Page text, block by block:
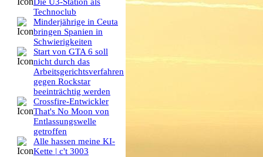
Die U3-Station als
Technoclub
Minderjährige in Ceuta
bringen Spanien in
Schwierigkeiten
Start von GTA 6 soll
nicht durch das
Arbeitsgerichtsverfahren
gegen Rockstar
beeinträchtig werden
Crossfire-Entwickler
That's No Moon von
Entlassungswelle
getroffen
Alle hassen meine KI-
Kette | c't 3003